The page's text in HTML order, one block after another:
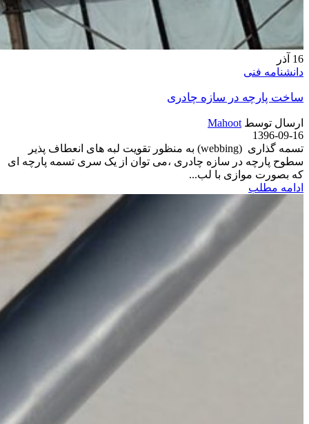
16 آذر
دانشنامه فنی
ساخت پارچه در سازه چادری
ارسال توسط Mahoot
1396-09-16
تسمه گذاری (webbing) به منظور تقویت لبه های انعطاف پذیر
سطوح پارچه در سازه چادری ،می توان از یک سری تسمه پارچه ای
که بصورت موازی با لب...
ادامه مطلب